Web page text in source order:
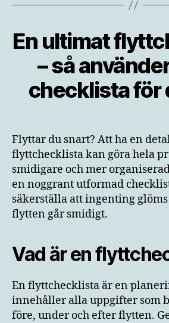
En ultimat
– så
checklista för
Flyttar du snart? Att ha en
flyttchecklista kan göra hela
smidigare och mer
en noggrant utformad
säkerställa att ingenting
flytten går smidigt.
Vad är en
En flyttchecklista är en
innehåller alla uppgifter som
före, under och efter flytten.